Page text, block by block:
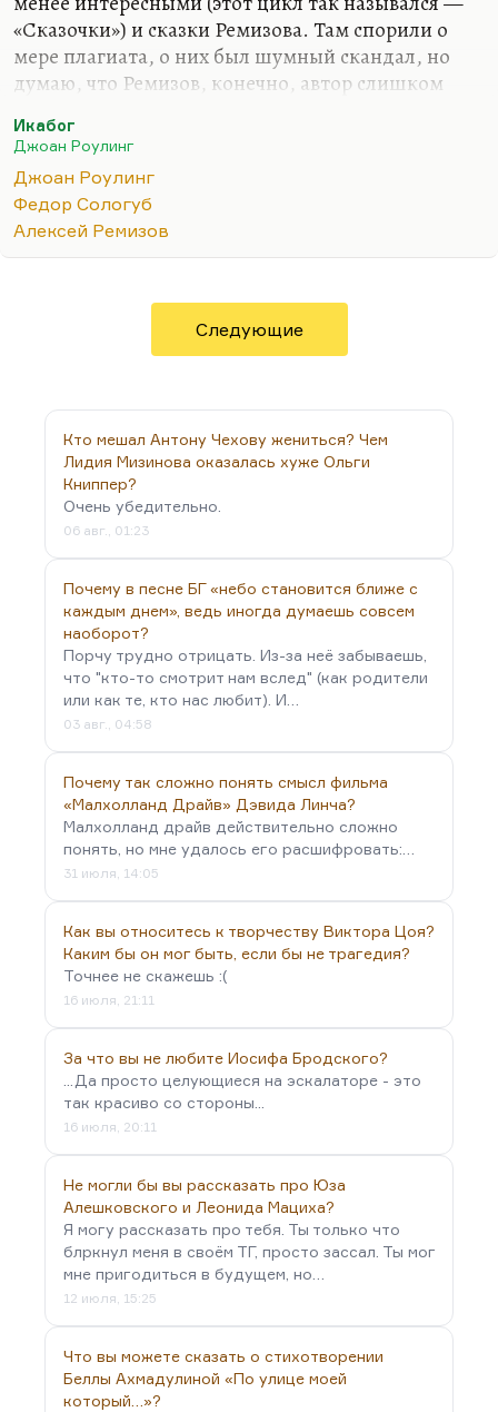
«Сказочки») и сказки Ремизова. Там спорили о
мере плагиата, о них был шумный скандал, но
думаю, что Ремизов, конечно, автор слишком
его фантазии. Хотя обрабатывал он и
общеизвестные сюжеты.
В принципе, жанр сказочной новеллы в
Серебряном веке необычайно распространен. Но
это довольно претенциозные сказки. Чтобы
простодушия, и при этом своя космогония, своя
классикой.…
Икабог
Джоан Роулинг
Джоан Роулинг
Федор Сологуб
Алексей Ремизов
Следующие
Кто мешал Антону Чехову жениться? Чем
Лидия Мизинова оказалась хуже Ольги
Книппер?
Очень убедительно.
06 авг., 01:23
Почему в песне БГ «небо становится ближе с
каждым днем», ведь иногда думаешь совсем
наоборот?
Порчу трудно отрицать. Из-за неё забываешь,
что "кто-то смотрит нам вслед" (как родители
или как те, кто нас любит). И…
03 авг., 04:58
Почему так сложно понять смысл фильма
«Малхолланд Драйв» Дэвида Линча?
Малхолланд драйв действительно сложно
понять, но мне удалось его расшифровать:…
31 июля, 14:05
Как вы относитесь к творчеству Виктора Цоя?
Каким бы он мог быть, если бы не трагедия?
Точнее не скажешь :(
16 июля, 21:11
За что вы не любите Иосифа Бродского?
...Да просто целующиеся на эскалаторе - это
так красиво со стороны...
16 июля, 20:11
Не могли бы вы рассказать про Юза
Алешковского и Леонида Мациха?
Я могу рассказать про тебя. Ты только что
блркнул меня в своём ТГ, просто зассал. Ты мог
мне пригодиться в будущем, но…
12 июля, 15:25
Что вы можете сказать о стихотворении
Беллы Ахмадулиной «По улице моей
который…»?